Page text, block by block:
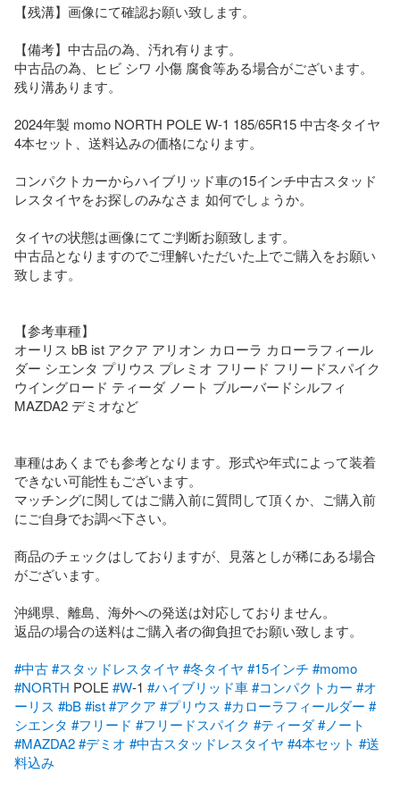
【残溝】画像にて確認お願い致します。
【備考】中古品の為、汚れ有ります。
中古品の為、ヒビ シワ 小傷 腐食等ある場合がございます。
残り溝あります。
2024年製 momo NORTH POLE W-1 185/65R15 中古冬タイヤ
4本セット、送料込みの価格になります。
コンパクトカーからハイブリッド車の15インチ中古スタッド
レスタイヤをお探しのみなさま 如何でしょうか。
タイヤの状態は画像にてご判断お願致します。
中古品となりますのでご理解いただいた上でご購入をお願い
致します。
【参考車種】
オーリス bB ist アクア アリオン カローラ カローラフィール
ダー シエンタ プリウス プレミオ フリード フリードスパイク
ウイングロード ティーダ ノート ブルーバードシルフィ
MAZDA2 デミオなど
車種はあくまでも参考となります。形式や年式によって装着
できない可能性もございます。
マッチングに関してはご購入前に質問して頂くか、ご購入前
にご自身でお調べ下さい。
商品のチェックはしておりますが、見落としが稀にある場合
がございます。
沖縄県、離島、海外への発送は対応しておりません。
返品の場合の送料はご購入者の御負担でお願い致します。
#中古#スタッドレスタイヤ #冬タイヤ #15インチ #momo
#NORTH POLE #W-1 #ハイブリッド車#コンパクトカー #オ
ーリス #bB#ist#アクア #プリウス #カローラフィールダー #
シエンタ #フリード #フリードスパイク #ティーダ#ノート
#MAZDA2#デミオ #中古スタッドレスタイヤ #4本セット #送
料込み